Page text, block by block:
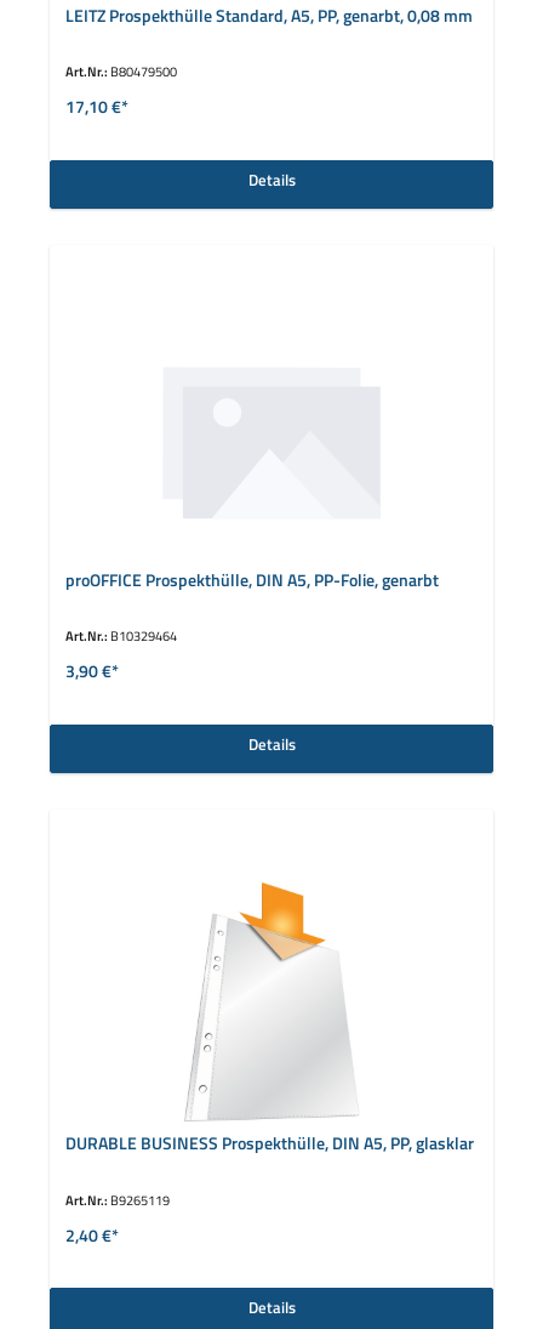
LEITZ Prospekthülle Standard, A5, PP, genarbt, 0,08 mm
Art.Nr.: B80479500
17,10 €*
Details
proOFFICE Prospekthülle, DIN A5, PP-Folie, genarbt
Art.Nr.: B10329464
3,90 €*
Details
DURABLE BUSINESS Prospekthülle, DIN A5, PP, glasklar
Art.Nr.: B9265119
2,40 €*
Details